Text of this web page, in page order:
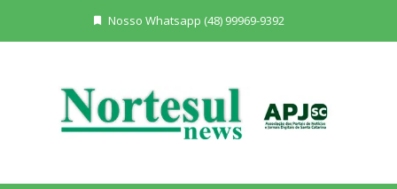
Nosso Whatsapp (48) 99969-9392